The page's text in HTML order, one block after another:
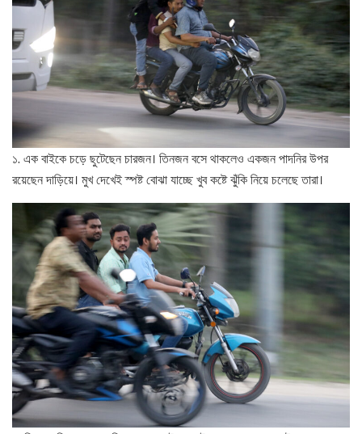
১. এক বাইকে চড়ে ছুটেছেন চারজন। তিনজন বসে থাকলেও একজন পাদনির উপর
রয়েছেন দাড়িয়ে। মুখ দেখেই স্পষ্ট বোঝা যাচ্ছে খুব কষ্টে ঝুঁকি নিয়ে চলেছে তারা।